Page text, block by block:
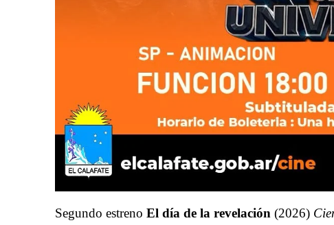
Segundo estreno El día de la revelación (2026)